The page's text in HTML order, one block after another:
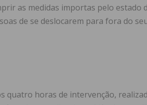
as medidas importas pelo estado
de se deslocarem para fora do
quatro horas de intervenção,